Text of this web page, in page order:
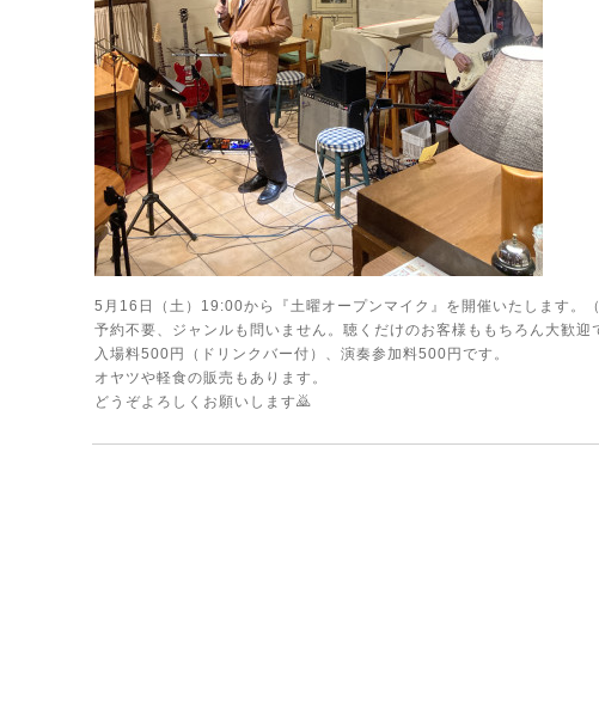
5月16日（土）19:00から『土曜オープンマイク』を開催いたします。
予約不要、ジャンルも問いません。聴くだけのお客様ももちろん大歓迎
入場料500円（ドリンクバー付）、演奏参加料500円です。
オヤツや軽食の販売もあります。
どうぞよろしくお願いします🙇